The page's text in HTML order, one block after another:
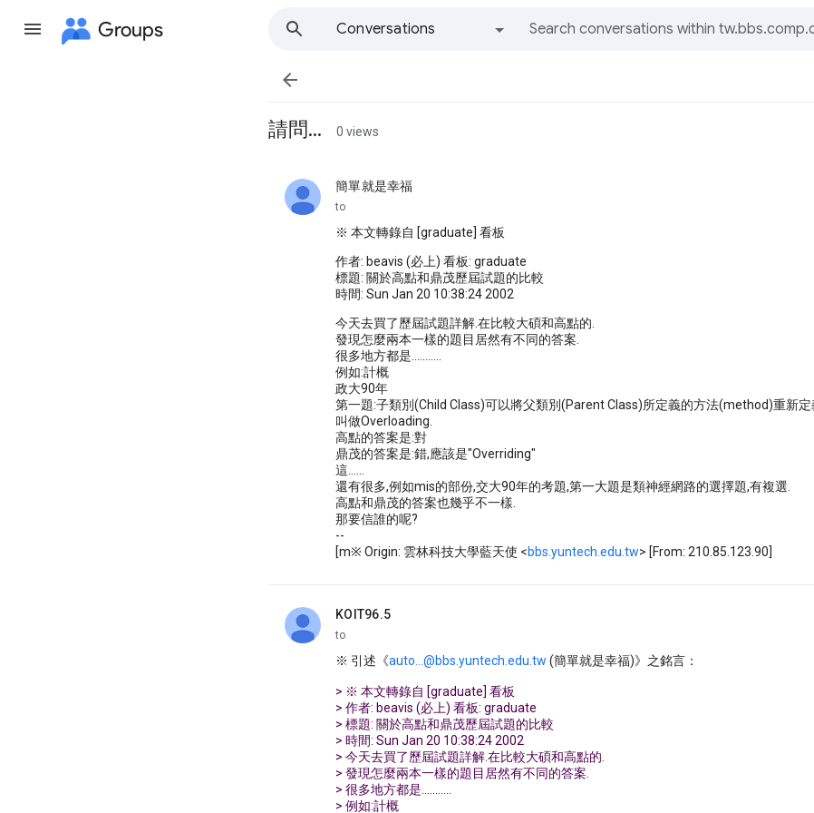
Groups
Conversations

請問... 0 views
簡單就是幸福
unread,
to
※ 本文轉錄自 [graduate] 看板
作者: beavis (必上) 看板: graduate
標題: 關於高點和鼎茂歷屆試題的比較
時間: Sun Jan 20 10:38:24 2002
今天去買了歷屆試題詳解.在比較大碩和高點的.
發現怎麼兩本一樣的題目居然有不同的答案.
很多地方都是...........
例如:計概
政大90年
第一題:子類別(Child Class)可以將父類別(Parent Class)所定義的方法(method)重新定
叫做Overloading.
高點的答案是:對
鼎茂的答案是:錯,應該是"Overriding"
這......
還有很多,例如mis的部份,交大90年的考題,第一大題是類神經網路的選擇題,有複選.
高點和鼎茂的答案也幾乎不一樣.
那要信誰的呢?
--
[m※ Origin: 雲林科技大學藍天使 <bbs.yuntech.edu.tw> [From: 210.85.123.90]
KOIT96.5
unread,
to
※ 引述《auto...@bbs.yuntech.edu.tw (簡單就是幸福)》之銘言：
> ※ 本文轉錄自 [graduate] 看板
> 作者: beavis (必上) 看板: graduate
> 標題: 關於高點和鼎茂歷屆試題的比較
> 時間: Sun Jan 20 10:38:24 2002
> 今天去買了歷屆試題詳解.在比較大碩和高點的.
> 發現怎麼兩本一樣的題目居然有不同的答案.
> 很多地方都是...........
> 例如:計概